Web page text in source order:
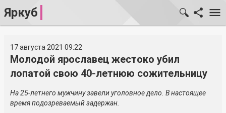
Яркуб
17 августа 2021 09:22
Молодой ярославец жестоко убил
лопатой свою 40-летнюю сожительницу
На25-летнего мужчину завели уголовное дело. В настоящее
время подозреваемый задержан.